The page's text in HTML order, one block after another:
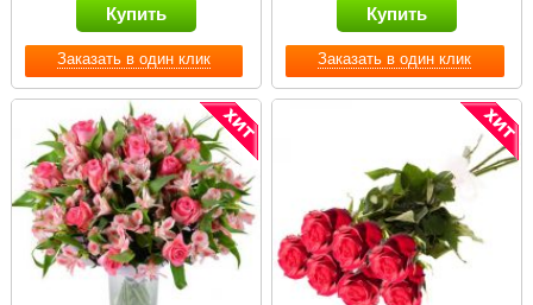
Заказать в один клик
Купить
Заказать в один клик
Купить